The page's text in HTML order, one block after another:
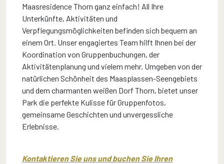
Maasresidence Thorn ganz einfach! All Ihre
Unterkünfte, Aktivitäten und
Verpflegungsmöglichkeiten befinden sich bequem an
einem Ort. Unser engagiertes Team hilft Ihnen bei der
Koordination von Gruppenbuchungen, der
Aktivitätenplanung und vielem mehr. Umgeben von der
natürlichen Schönheit des Maasplassen-Seengebiets
und dem charmanten weißen Dorf Thorn, bietet unser
Park die perfekte Kulisse für Gruppenfotos,
gemeinsame Geschichten und unvergessliche
Erlebnisse.
Kontaktieren Sie uns und buchen Sie Ihren